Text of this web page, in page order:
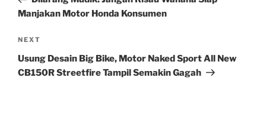
Manjakan Motor Honda Konsumen
Next
Post
NEXT
Usung Desain Big Bike, Motor Naked Sport All New
CB150R Streetfire Tampil Semakin Gagah